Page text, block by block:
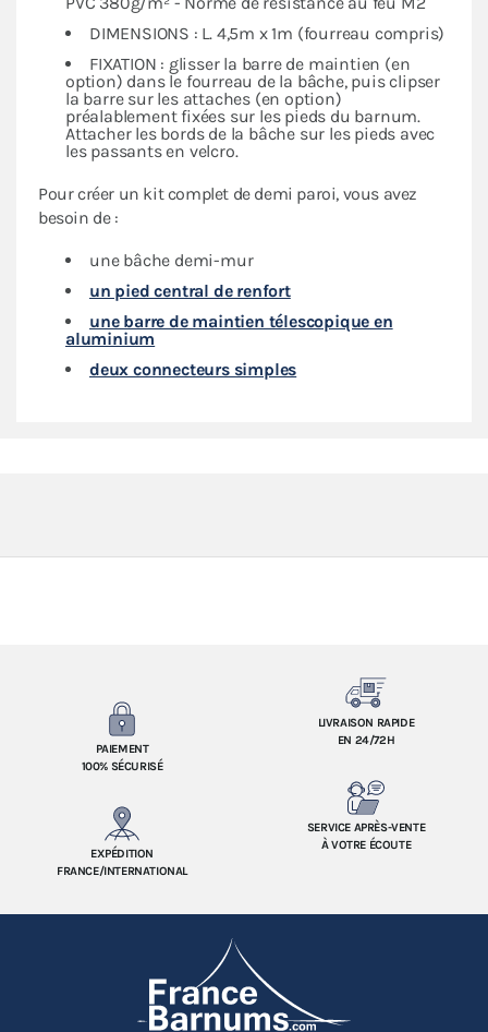
DIMENSIONS : L. 4,5m x 1m (fourreau compris)
FIXATION : glisser la barre de maintien (en
option) dans le fourreau de la bâche, puis clipser
la barre sur les attaches (en option)
préalablement fixées sur les pieds du barnum.
Attacher les bords de la bâche sur les pieds avec
les passants en velcro.
Pour créer un kit complet de demi paroi, vous avez
besoin de :
une bâche demi-mur
un pied central de renfort
une barre de maintien télescopique en
aluminium
deux connecteurs simples
PAIEMENT
100% SÉCURISÉ
LIVRAISON RAPIDE
EN 24/72H
EXPÉDITION
FRANCE/INTERNATIONAL
SERVICE APRÈS-VENTE
À VOTRE ÉCOUTE